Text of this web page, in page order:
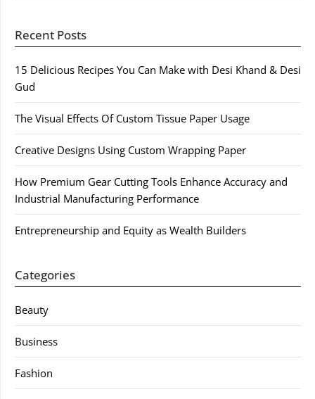
Recent Posts
15 Delicious Recipes You Can Make with Desi Khand & Desi
Gud
The Visual Effects Of Custom Tissue Paper Usage
Creative Designs Using Custom Wrapping Paper
How Premium Gear Cutting Tools Enhance Accuracy and
Industrial Manufacturing Performance
Entrepreneurship and Equity as Wealth Builders
Categories
Beauty
Business
Fashion